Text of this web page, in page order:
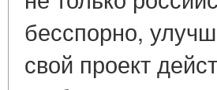
бесспорно,
свой проект